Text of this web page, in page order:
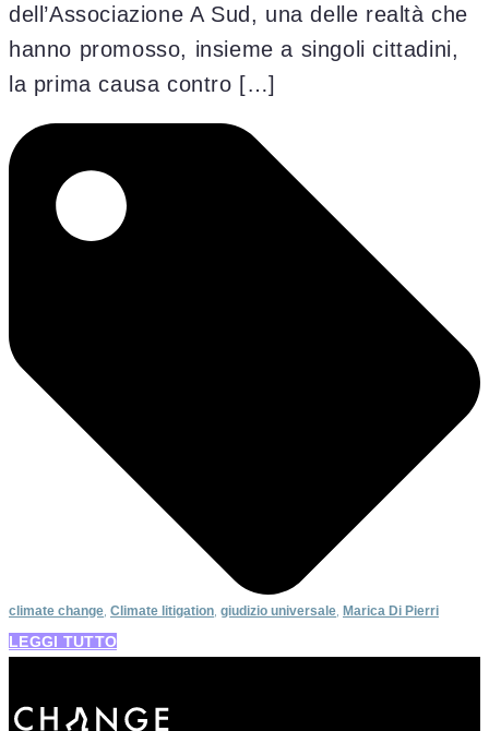
dell’Associazione A Sud, una delle realtà che
hanno promosso, insieme a singoli cittadini,
la prima causa contro […]
climate change Climate litigation giudizio universale Marica Di Pierri
LEGGI TUTTO